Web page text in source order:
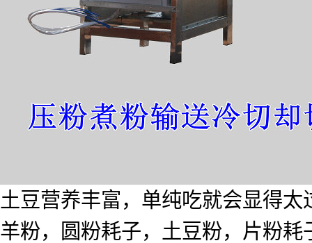
土豆营养丰富，单纯吃就会显得
羊粉，圆粉耗子，土豆粉，片粉